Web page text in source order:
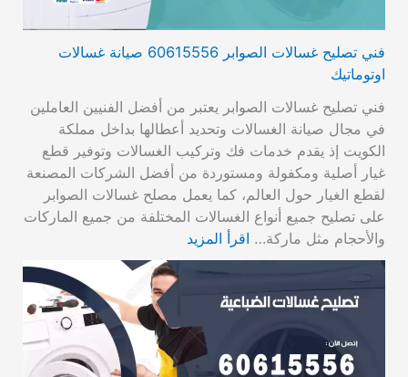
فني تصليح غسالات الصوابر 60615556 صيانة غسالات
اوتوماتيك
فني تصليح غسالات الصوابر يعتبر من أفضل الفنيين العاملين
في مجال صيانة الغسالات وتحديد أعطالها بداخل مملكة
الكويت إذ يقدم خدمات فك وتركيب الغسالات وتوفير قطع
غيار أصلية ومكفولة ومستوردة من أفضل الشركات المصنعة
لقطع الغيار حول العالم، كما يعمل مصلح غسالات الصوابر
على تصليح جميع أنواع الغسالات المختلفة من جميع الماركات
والأحجام مثل ماركة… اقرأ المزيد